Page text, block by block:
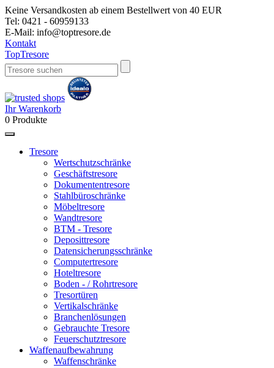
Keine Versandkosten ab einem Bestellwert von 40 EUR
Tel: 0421 - 60959133
E-Mail: info@toptresore.de
Kontakt
TopTresore
Ihr Warenkorb
0 Produkte
Tresore
Wertschutzschränke
Geschäftstresore
Dokumententresore
Stahlbüroschränke
Möbeltresore
Wandtresore
BTM - Tresore
Deposittresore
Datensicherungsschränke
Computertresore
Hoteltresore
Boden - / Rohrtresore
Tresortüren
Vertikalschränke
Branchenlösungen
Gebrauchte Tresore
Feuerschutztresore
Waffenaufbewahrung
Waffenschränke